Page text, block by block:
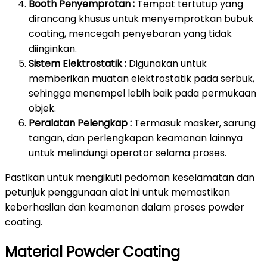
Booth Penyemprotan : Tempat tertutup yang
dirancang khusus untuk menyemprotkan bubuk
coating, mencegah penyebaran yang tidak
diinginkan.
Sistem Elektrostatik : Digunakan untuk
memberikan muatan elektrostatik pada serbuk,
sehingga menempel lebih baik pada permukaan
objek.
Peralatan Pelengkap : Termasuk masker, sarung
tangan, dan perlengkapan keamanan lainnya
untuk melindungi operator selama proses.
Pastikan untuk mengikuti pedoman keselamatan dan
petunjuk penggunaan alat ini untuk memastikan
keberhasilan dan keamanan dalam proses powder
coating.
Material Powder Coating